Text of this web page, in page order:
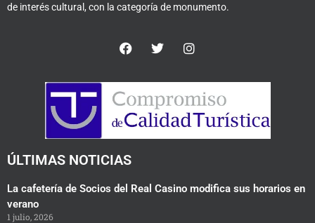
de interés cultural, con la categoría de monumento.
F
a
e
b
o
o
k
T
w
t
e
r
I
n
t
g
r
a
m
ÚLTIMAS NOTICIAS
La cafetería de Socios del Real Casino modifica sus horarios en
verano
1 julio, 2026